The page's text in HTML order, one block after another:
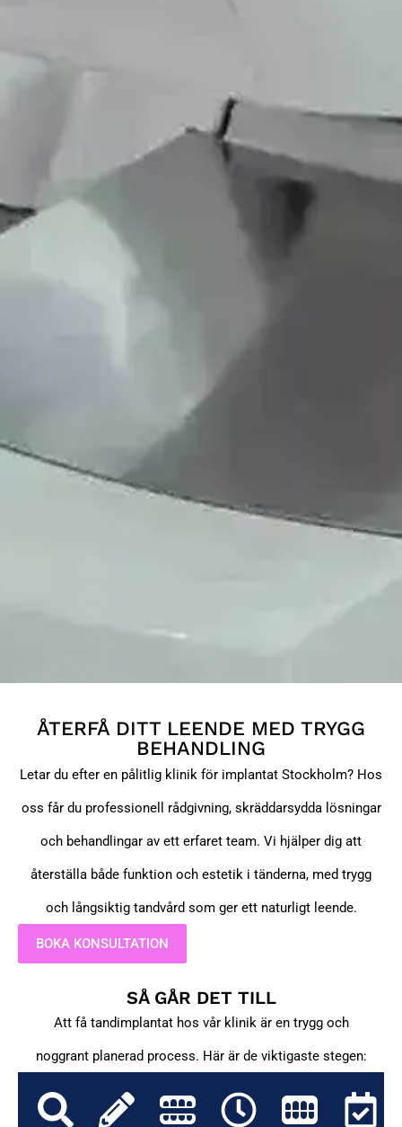
ÅTERFÅ DITT LEENDE MED TRYGG
BEHANDLING
Letar du efter en pålitlig klinik för implantat Stockholm? Hos
oss får du professionell rådgivning, skräddarsydda lösningar
och behandlingar av ett erfaret team. Vi hjälper dig att
återställa både funktion och estetik i tänderna, med trygg
och långsiktig tandvård som ger ett naturligt leende.
BOKA KONSULTATION
SÅ GÅR DET TILL
Att få tandimplantat hos vår klinik är en trygg och
noggrant planerad process. Här är de viktigaste stegen: